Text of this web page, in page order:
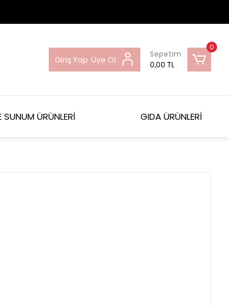
Giriş Yap Üye Ol
0
Sepetim
0,00 TL
SUNUM ÜRÜNLERİ GIDA ÜRÜNLERİ